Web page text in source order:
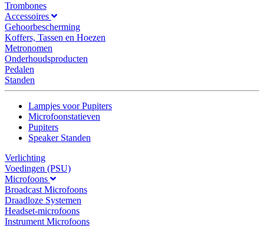
Trombones
Accessoires
Gehoorbescherming
Koffers, Tassen en Hoezen
Metronomen
Onderhoudsproducten
Pedalen
Standen
Lampjes voor Pupiters
Microfoonstatieven
Pupiters
Speaker Standen
Verlichting
Voedingen (PSU)
Microfoons
Broadcast Microfoons
Draadloze Systemen
Headset-microfoons
Instrument Microfoons